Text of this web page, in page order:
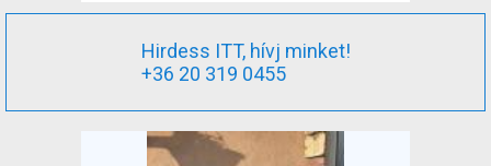
Hirdess ITT, hívj minket!
+36 20 319 0455